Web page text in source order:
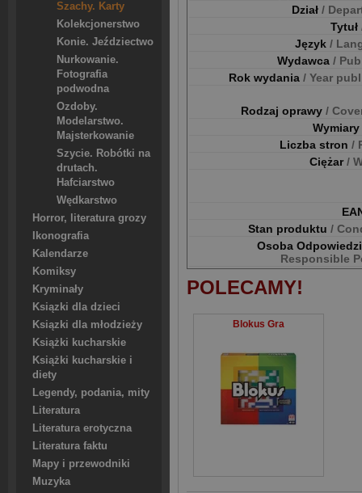
Szachy. Karty
Kolekcjonerstwo
Konie. Jeździectwo
Nurkowanie.
Fotografia
podwodna
Ozdoby.
Modelarstwo.
Majsterkowanie
Szycie. Robótki na
drutach.
Hafciarstwo
Wędkarstwo
Horror, literatura grozy
Ikonografia
Kalendarze
Komiksy
Kryminały
Ksiązki dla dzieci
Ksiązki dla młodzieży
Książki kucharskie
Książki kucharskie i
diety
Legendy, podania, mity
Literatura
Literatura erotyczna
Literatura faktu
Mapy i przewodniki
Muzyka
Dział /
Tytuł
Język /
Wydawca /
Rok wydania / Year
Rodzaj oprawy /
Wymiary
Liczba stron /
Ciężar/
Stan produktu /
Osoba
Responsible
POLECAMY!
Blokus Gra